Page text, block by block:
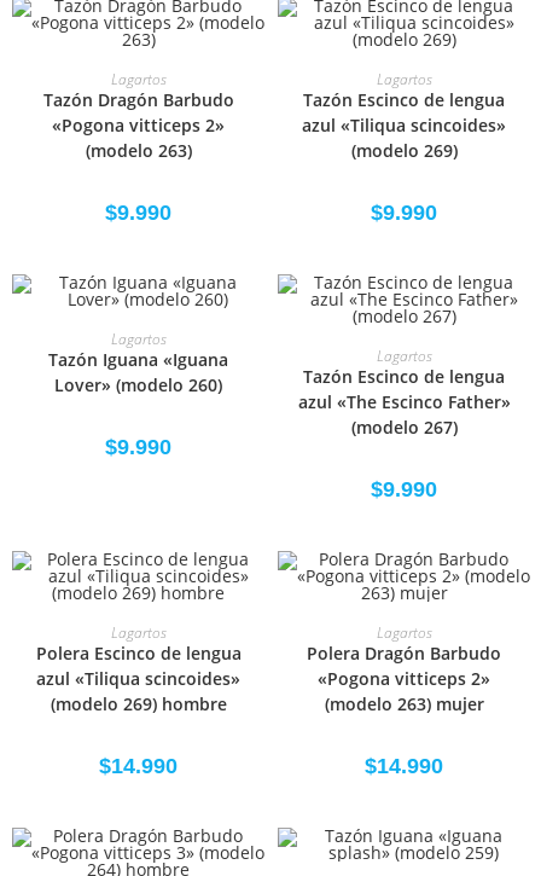
SELECCIONAR OPCIONES
Lagartos
Tazón Dragón Barbudo
«Pogona vitticeps 2»
(modelo 263)
$9.990
SELECCIONAR OPCIONES
Lagartos
Tazón Escinco de lengua
azul «Tiliqua scincoides»
(modelo 269)
$9.990
SELECCIONAR OPCIONES
Lagartos
Tazón Iguana «Iguana
Lover» (modelo 260)
$9.990
SELECCIONAR OPCIONES
Lagartos
Tazón Escinco de lengua
azul «The Escinco Father»
(modelo 267)
$9.990
SELECCIONAR OPCIONES
Lagartos
Polera Escinco de lengua
azul «Tiliqua scincoides»
(modelo 269) hombre
$14.990
SELECCIONAR OPCIONES
Lagartos
Polera Dragón Barbudo
«Pogona vitticeps 2»
(modelo 263) mujer
$14.990